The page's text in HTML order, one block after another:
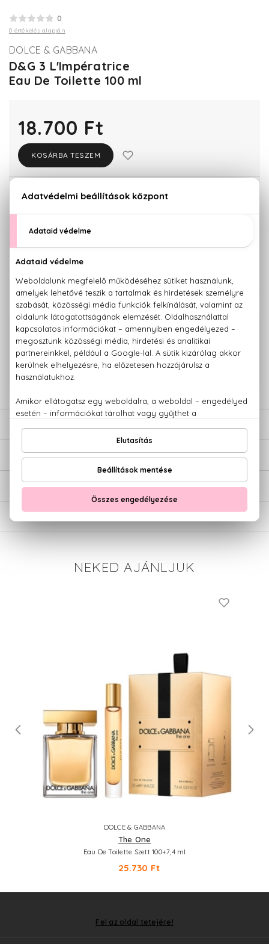
0
0 értékelés alapján
DOLCE & GABBANA
D&G 3 L'Impératrice
Eau De Toilette 100 ml
18.700 Ft
KOSÁRBA TESZEM
KISZERELÉS KIVÁLASZTÁSA
KAPCSOLÓDÓ TERMÉKEK
100% eredeti termékek,14 napos visszaküldési garanciával
Kérdésed van, elakadtál? Hívd ügyfélszolgálatunkat: +36 20
779 1926
ÉRTÉKELÉSEK (0)
SZÁLLÍTÁS
NEKED AJÁNLJUK
DOLCE & GABBANA
The One
Eau De Toilette Szett 100+7,4 ml
25.730 Ft
Fel az oldal tetejére!